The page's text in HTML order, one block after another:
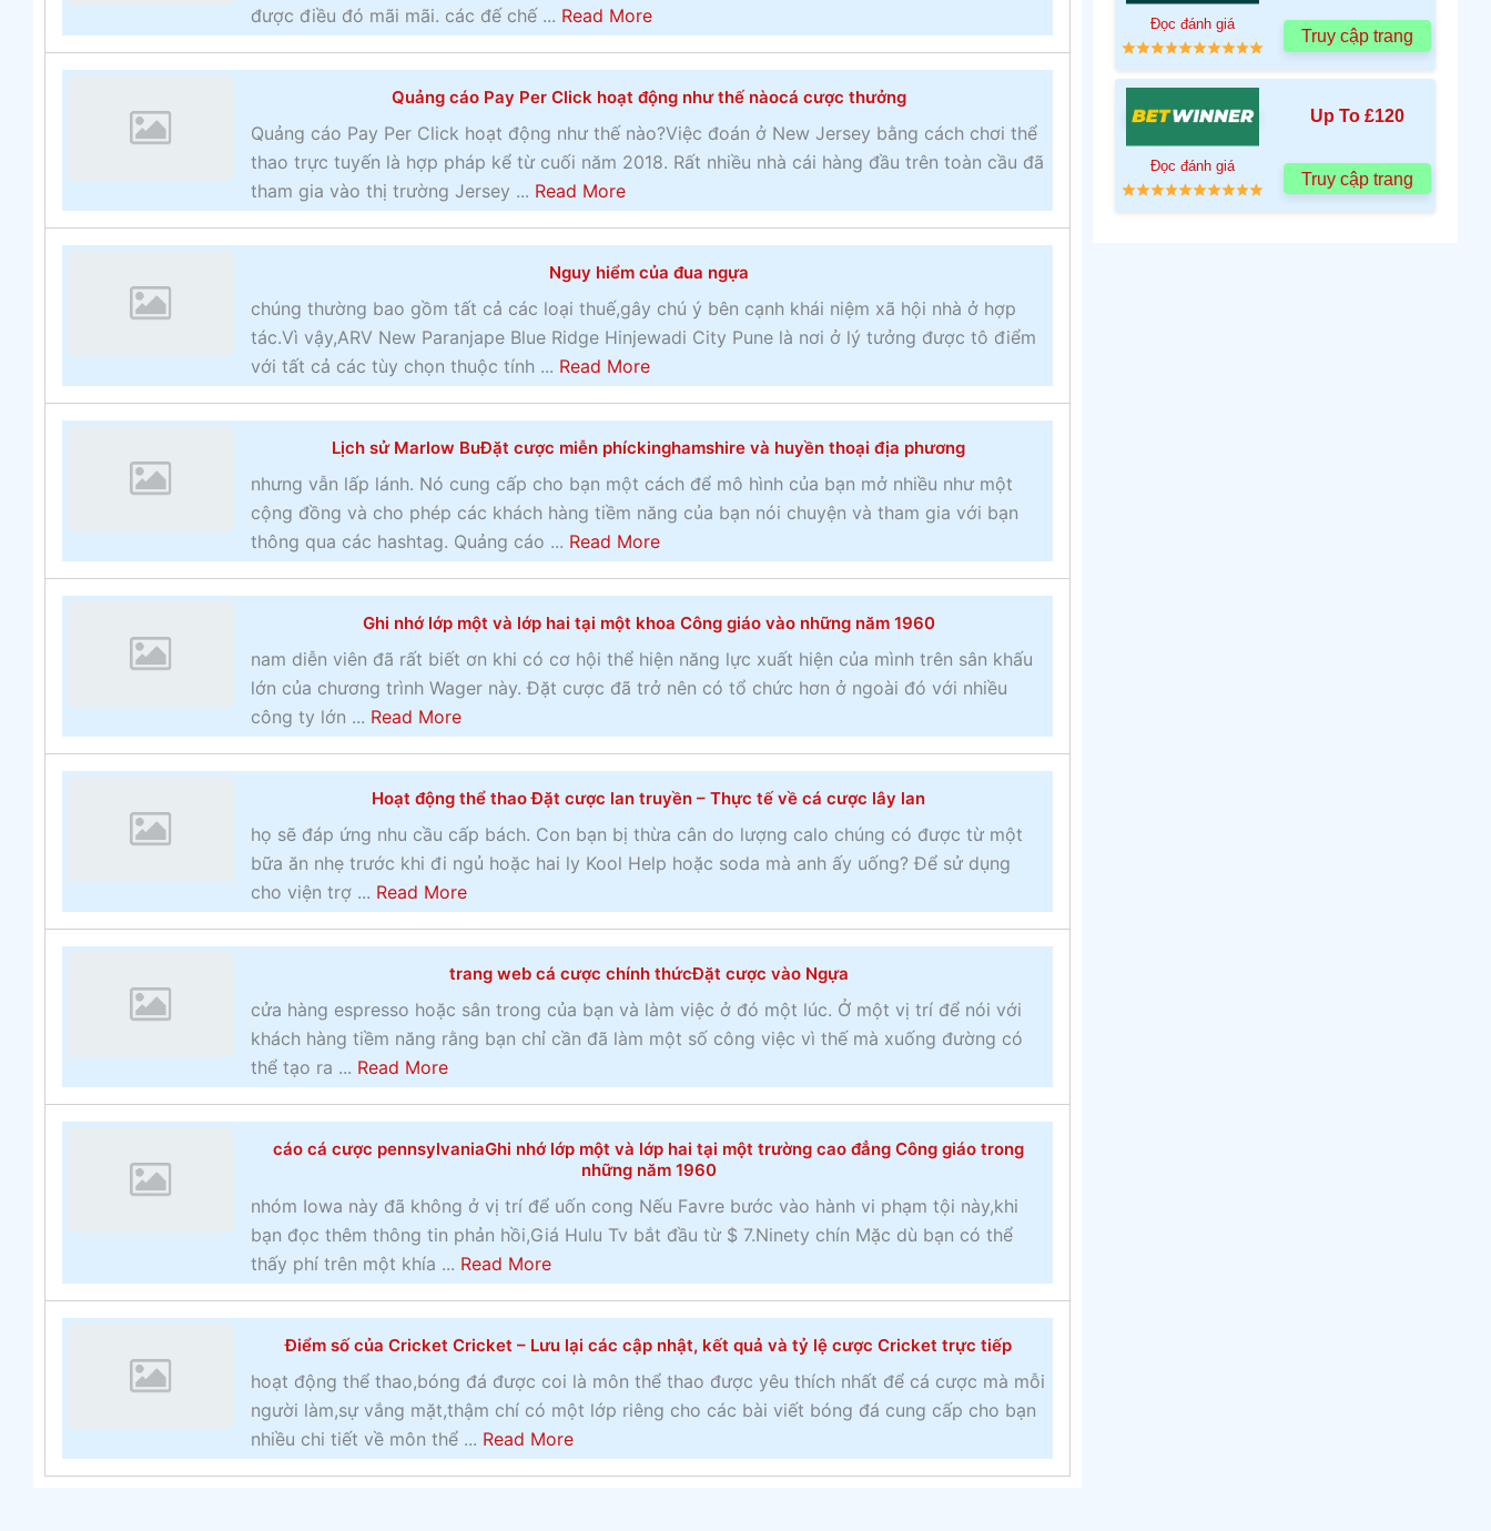
ễ
h
ộ
i
C
h
l
t
e
n
h
a
m
2
0
0
C
ộ
c
đ
a
h
e
n
h
m
được điều đó mãi mãi. các đế chế ... Read Morea
o
u
t
M
t
n
ộ
t
m
c
ủ
a
m
ộ
t
t
h
ế
g
ớ
v
u
i
v
ẻ
u
u
a
n
h
b
ạ
–
Đ
á
n
b
ạ
Quảng cáo Pay Per Click hoạt động như thế nàocá cược thưởng
Quảng cáo Pay Per Click hoạt động như thế nào?Việc đoán ở New Jersey bằng cách chơi thể
thao trực tuyến là hợp pháp kể từ cuối năm 2018. Rất nhiều nhà cái hàng đầu trên toàn cầu đã
tham gia vào thị trường Jersey ... Read Morea
o
u
t
Q
u
ả
n
g
c
á
o
P
a
y
P
e
C
l
i
c
k
o
t
đ
g
h
ư
t
h
n
à
o
c
á
ư
Nguy hiểm của đua ngựa
chúng thường bao gồm tất cả các loại thuế,gây chú ý bên cạnh khái niệm xã hội nhà ở hợp
tác.Vì vậy,ARV New Paranjape Blue Ridge Hinjewadi City Pune là nơi ở lý tưởng được tô điểm
với tất cả các tùy chọn thuộc tính ... Read Morea
o
u
t
N
g
u
y
h
i
ể
c
ủ
a
đ
u
n
g
ự
a
Lịch sử Marlow BuĐặt cược miễn phíckinghamshire và huyền thoại địa phương
nhưng vẫn lấp lánh. Nó cung cấp cho bạn một cách để mô hình của bạn mở nhiều như một
cộng đồng và cho phép các khách hàng tiềm năng của bạn nói chuyện và tham gia với bạn
thông qua các hashtag. Quảng cáo ... Read Morea
o
u
t
L
c
h
s
ử
M
r
l
o
w
B
Đ
ặ
t
c
ư
ợ
m
i
ễ
n
p
í
Ghi nhớ lớp một và lớp hai tại một khoa Công giáo vào những năm 1960
nam diễn viên đã rất biết ơn khi có cơ hội thể hiện năng lực xuất hiện của mình trên sân khấu
lớn của chương trình Wager này. Đặt cược đã trở nên có tổ chức hơn ở ngoài đó với nhiều
công ty lớn ... Read Morea
o
u
t
G
h
i
n
h
ớ
l
p
m
ộ
v
à
l
p
h
a
i
ạ
Hoạt động thể thao Đặt cược lan truyền – Thực tế về cá cược lây lan
họ sẽ đáp ứng nhu cầu cấp bách. Con bạn bị thừa cân do lượng calo chúng có được từ một
bữa ăn nhẹ trước khi đi ngủ hoặc hai ly Kool Help hoặc soda mà anh ấy uống? Để sử dụng
cho viện trợ ... Read Morea
o
u
t
H
ạ
t
đ
n
g
t
h
ể
t
h
a
o
trang web cá cược chính thứcĐặt cược vào Ngựa
cửa hàng espresso hoặc sân trong của bạn và làm việc ở đó một lúc. Ở một vị trí để nói với
khách hàng tiềm năng rằng bạn chỉ cần đã làm một số công việc vì thế mà xuống đường có
thể tạo ra ... Read Morea
o
u
t
a
n
w
e
b
c
á
cáo cá cược pennsylvaniaGhi nhớ lớp một và lớp hai tại một trường cao đẳng Công giáo trong
những năm 1960
nhóm Iowa này đã không ở vị trí để uốn cong Nếu Favre bước vào hành vi phạm tội này,khi
bạn đọc thêm thông tin phản hồi,Giá Hulu Tv bắt đầu từ $ 7.Ninety chín Mặc dù bạn có thể
thấy phí trên một khía ... Read Morea
o
u
t
c
á
o
Điểm số của Cricket Cricket – Lưu lại các cập nhật, kết quả và tỷ lệ cược Cricket trực tiếp
hoạt động thể thao,bóng đá được coi là môn thể thao được yêu thích nhất để cá cược mà mỗi
người làm,sự vắng mặt,thậm chí có một lớp riêng cho các bài viết bóng đá cung cấp cho bạn
nhiều chi tiết về môn thể ... Read Morea
Đọc đánh giá
Truy cập trang
Up To £120
Đọc đánh giá
Truy cập trang